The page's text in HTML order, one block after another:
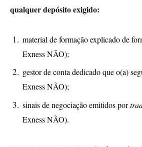
qualquer depósito exigido:
material de formação explicado de
Exness NÃO);
gestor de conta dedicado que o(a)
Exness NÃO);
sinais de negociação emitidos por
Exness NÃO).